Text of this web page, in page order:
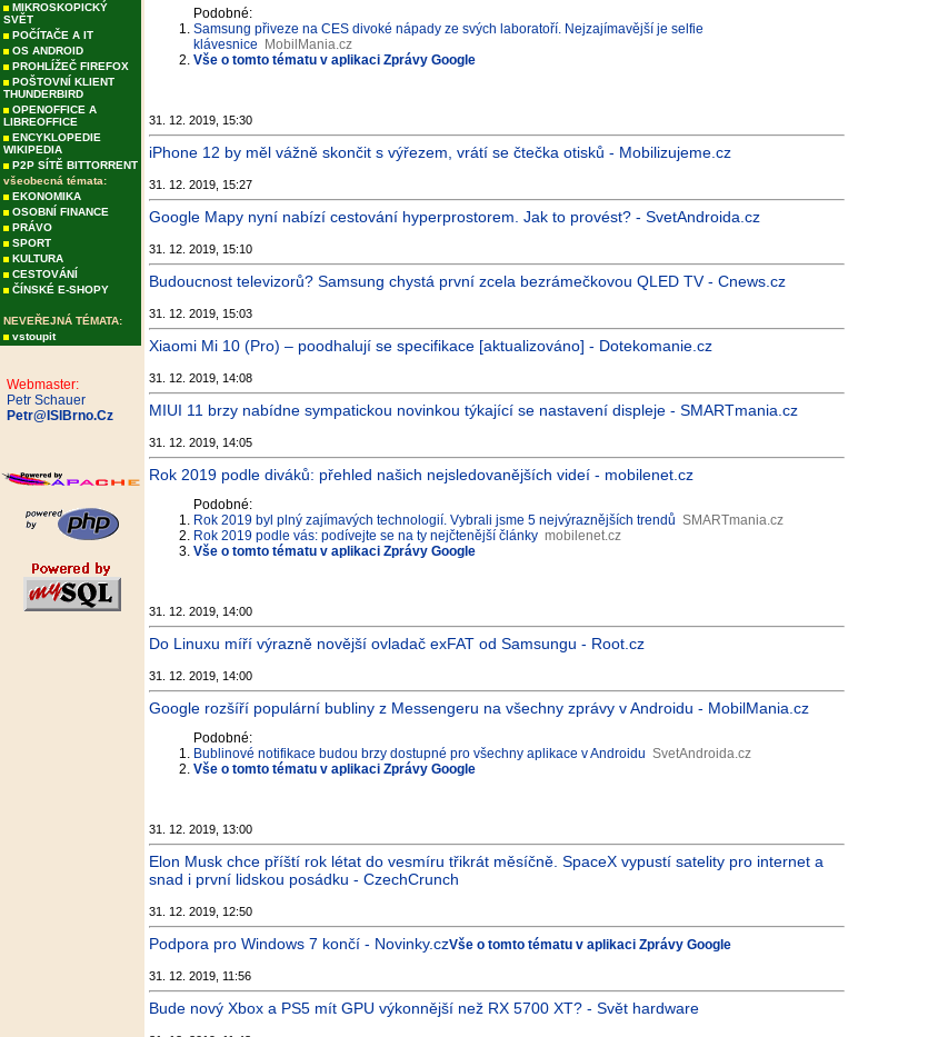
MIKROSKOPICKÝ
SVĚT
POČÍTAČE A IT
OS ANDROID
PROHLÍŽEČ FIREFOX
POŠTOVNÍ KLIENT
THUNDERBIRD
OPENOFFICE A
LIBREOFFICE
ENCYKLOPEDIE
WIKIPEDIA
P2P SÍTĚ BITTORRENT
všeobecná témata:
EKONOMIKA
OSOBNÍ FINANCE
PRÁVO
SPORT
KULTURA
CESTOVÁNÍ
ČÍNSKÉ E-SHOPY
NEVEŘEJNÁ TÉMATA:
vstoupit
Webmaster:
Petr Schauer
Petr@ISIBrno.Cz
Podobné:
Samsung přiveze na CES divoké nápady ze svých laboratoří. Nejzajímavější je selfie
klávesnice
MobilMania.cz
Vše o tomto tématu v aplikaci Zprávy Google
31. 12. 2019, 15:30
iPhone 12 by měl vážně skončit s výřezem, vrátí se čtečka otisků - Mobilizujeme.cz
31. 12. 2019, 15:27
Google Mapy nyní nabízí cestování hyperprostorem. Jak to provést? - SvetAndroida.cz
31. 12. 2019, 15:10
Budoucnost televizorů? Samsung chystá první zcela bezrámečkovou QLED TV - Cnews.cz
31. 12. 2019, 15:03
Xiaomi Mi 10 (Pro) – poodhalují se specifikace [aktualizováno] - Dotekomanie.cz
31. 12. 2019, 14:08
MIUI 11 brzy nabídne sympatickou novinkou týkající se nastavení displeje - SMARTmania.cz
31. 12. 2019, 14:05
Rok 2019 podle diváků: přehled našich nejsledovanějších videí - mobilenet.cz
Podobné:
Rok 2019 byl plný zajímavých technologií. Vybrali jsme 5 nejvýraznějších trendů SMARTmania.cz
Rok 2019 podle vás: podívejte se na ty nejčtenější články mobilenet.cz
Vše o tomto tématu v aplikaci Zprávy Google
31. 12. 2019, 14:00
Do Linuxu míří výrazně novější ovladač exFAT od Samsungu - Root.cz
31. 12. 2019, 14:00
Google rozšíří populární bubliny z Messengeru na všechny zprávy v Androidu - MobilMania.cz
Podobné:
Bublinové notifikace budou brzy dostupné pro všechny aplikace v Androidu SvetAndroida.cz
Vše o tomto tématu v aplikaci Zprávy Google
31. 12. 2019, 13:00
Elon Musk chce příští rok létat do vesmíru třikrát měsíčně. SpaceX vypustí satelity pro internet a
snad i první lidskou posádku - CzechCrunch
31. 12. 2019, 12:50
Podpora pro Windows 7 končí - Novinky.czVše o tomto tématu v aplikaci Zprávy Google
31. 12. 2019, 11:56
Bude nový Xbox a PS5 mít GPU výkonnější než RX 5700 XT? - Svět hardware